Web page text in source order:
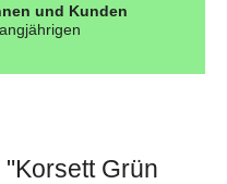
und Kunden
Grün